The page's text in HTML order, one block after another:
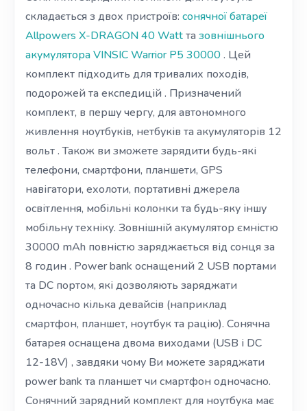
складається з двох пристроїв: сонячної батареї
Allpowers X-DRAGON 40 Wattта зовнішнього
акумулятора VINSIC Warrior P5 30000. Цей
комплект підходить для тривалих походів,
подорожей та експедицій . Призначений
комплект, в першу чергу, для автономного
живлення ноутбуків, нетбуків та акумуляторів 12
вольт . Також ви зможете зарядити будь-які
телефони, смартфони, планшети, GPS
навігатори, ехолоти, портативні джерела
освітлення, мобільні колонки та будь-яку іншу
мобільну техніку. Зовнішній акумулятор ємністю
30000 mAh повністю заряджається від сонця за
8 годин . Power bank оснащений 2 USB портами
та DC портом, які дозволяють заряджати
одночасно кілька девайсів (наприклад
смартфон, планшет, ноутбук та рацію). Сонячна
батарея оснащена двома виходами (USB і DC
12-18V) , завдяки чому Ви можете заряджати
power bank та планшет чи смартфон одночасно.
Сонячний зарядний комплект для ноутбука має